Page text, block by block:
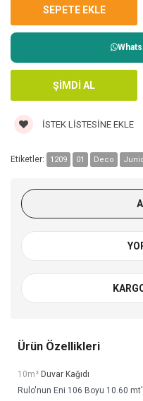
İSTEK LISTESINE EKLE
Etiketler: 1209 01 Deco
Ürün Özellikleri
10m² Duvar Kağıdı
Rulo'nun Eni 106 Boyu 10.60